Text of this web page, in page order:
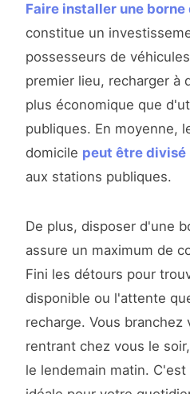
Faire installer une borne
constitue un
possesseurs de
premier lieu, recharger à
plus économique que
publiques. En moyenne,
domicile peut être divisé
aux stations publiques.
De plus, disposer d'une
assure un maximum de
Fini les détours pour
disponible ou l'attente
recharge. Vous branchez
rentrant chez vous le
le lendemain matin.